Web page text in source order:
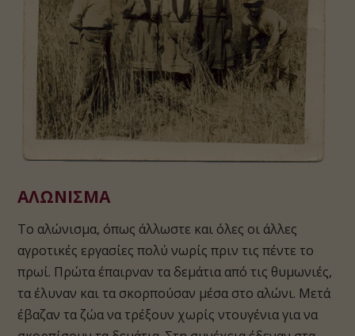
ΑΛΩΝΙΣΜΑ
Το αλώνισμα, όπως άλλωστε και όλες οι άλλες
αγροτικές εργασίες πολύ νωρίς πριν τις πέντε το
πρωί. Πρώτα έπαιρναν τα δεμάτια από τις θυμωνιές,
τα έλυναν και τα σκορπούσαν μέσα στο αλώνι. Μετά
έβαζαν τα ζώα να τρέξουν χωρίς ντουγένια για να